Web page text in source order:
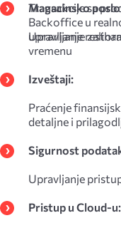
Transakcije sa prodajnih mesta prelaze u Garson One
Backoffice u
upravljanje
Magacinsko
Upravljanje zalihama i evidencijom robe, u realnom
vremenu
Izveštaji:
Praćenje finansijskih rezultata na svim uređajima, kroz
detaljne i
Sigurnost
Upravljanje
Pristup u Cloud-u: